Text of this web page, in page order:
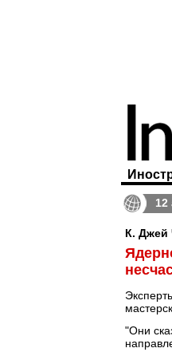
12
К. Джей
"Они